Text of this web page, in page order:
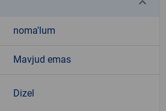
noma'lum
Mavjud emas
Dizel